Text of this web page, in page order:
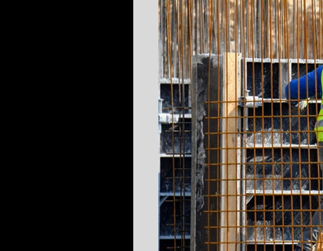
الجوانب
وفقًا لقانون العمل التركي
يحق للعامل الحصول عليه،